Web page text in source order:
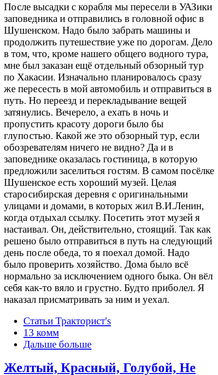
После высадки с корабля мы пересели в УАЗики
заповедника и отправились в головной офис в
Шушенском. Надо было забрать машины и
продолжить путешествие уже по дорогам. Дело
в том, что, кроме нашего общего водного тура,
мне был заказан ещё отдельный обзорный тур
по Хакасии. Изначально планировалось сразу
же пересесть в мой автомобиль и отправиться в
путь. Но переезд и перекладывание вещей
затянулись. Вечерело, а ехать в ночь и
пропустить красоту дороги было бы
глупостью. Какой же это обзорный тур, если
обозревателям ничего не видно? Да и в
заповеднике оказалась гостиница, в которую
предложили заселиться гостям. В самом посёлке
Шушенское есть хороший музей. Целая
старосибирская деревня с оригинальными
улицами и домами, в которых жил В.И.Ленин,
когда отдыхал ссылку. Посетить этот музей я
настаивал. Он, действительно, стоящий. Так как
решено было отправиться в путь на следующий
день после обеда, то я поехал домой. Надо
было проверить хозяйство. Дома было всё
нормально за исключением одного быка. Он вёл
себя как-то вяло и грустно. Будто приболел. Я
наказал присматривать за ним и уехал.
Статьи Тракторист's
13 комм
Дальше больше
Желтый, Красный, Голубой, Не